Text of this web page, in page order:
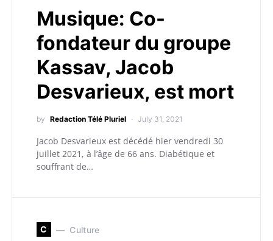
Musique: Co-
fondateur du groupe
Kassav, Jacob
Desvarieux, est mort
by Redaction Télé Pluriel July 31, 2021
Jacob Desvarieux est décédé hier vendredi 30
juillet 2021, à l’âge de 66 ans. Diabétique et
souffrant de…
C Culture